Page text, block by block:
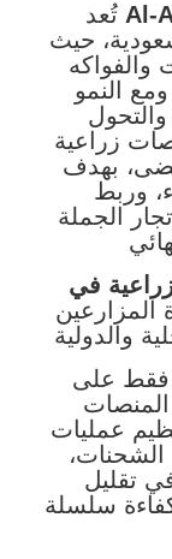
تُعد Al-
حيث
والفواكه
النمو
والتحول
زراعية
بهدف
وربط
الجملة
في
المزارعين
فقط على
عمليات
الشحنات،
تقليل
كفاءة سلسلة